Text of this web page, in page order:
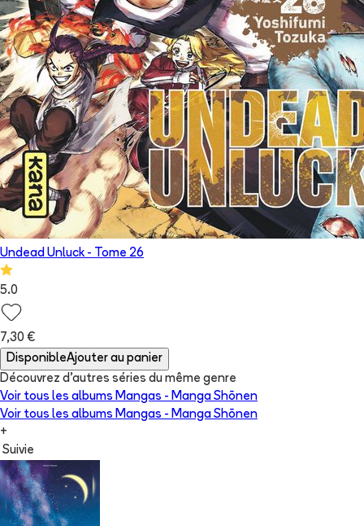
Undead Unluck - Tome 26
5.0
7,30 €
DisponibleAjouter au panier
Découvrez d'autres séries du même genre
Voir tous les albums Mangas - Manga Shōnen
Voir tous les albums Mangas - Manga Shōnen
+
Suivie